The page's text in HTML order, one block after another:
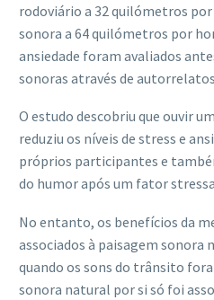
rodoviário a 32 quilómetros
sonora a 64 quilómetros por
ansiedade foram avaliados
sonoras através de
O estudo descobriu que ouvir
reduziu os níveis de stress e
próprios participantes e
do humor após um fator
No entanto, os benefícios da
associados à paisagem
quando os sons do trânsito
sonora natural por si só foi